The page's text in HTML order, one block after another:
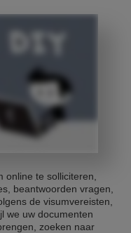
online te solliciteren,
beantwoorden vragen,
de visumvereisten,
we uw documenten
zoeken naar